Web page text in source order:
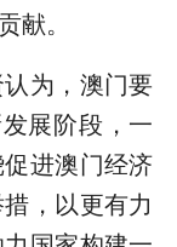
献。
为，澳门要
展阶段，一
进澳门经济
，以更有力